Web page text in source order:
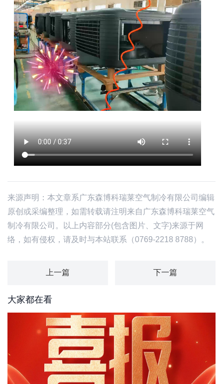
来源声明：本文章系广东森博科瑞莱空气制冷有限公司编辑
原创或采编整理，如需转载请注明来自广东森博科瑞莱空气
制冷有限公司。以上内容部分(包含图片、文字)来源于网
络，如有侵权，请及时与本站联系（0769-2218 8788）。
上一篇 下一篇
大家都在看